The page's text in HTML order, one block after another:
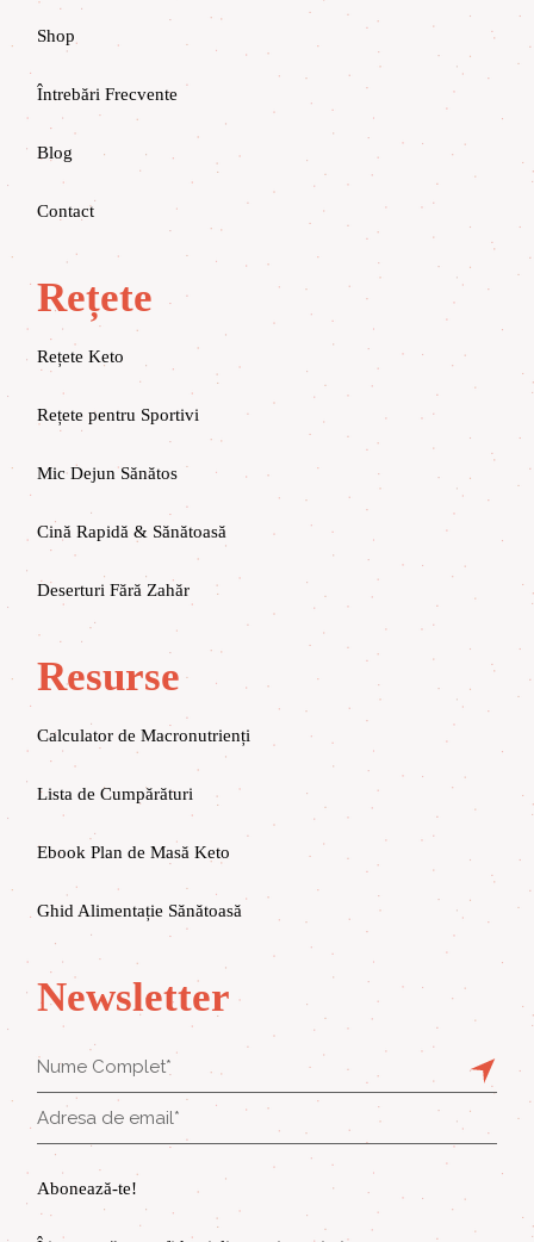
Shop
Întrebări Frecvente
Blog
Contact
Rețete
Rețete Keto
Rețete pentru Sportivi
Mic Dejun Sănătos
Cină Rapidă & Sănătoasă
Deserturi Fără Zahăr
Resurse
Calculator de Macronutrienți
Lista de Cumpărături
Ebook Plan de Masă Keto
Ghid Alimentație Sănătoasă
Newsletter
Abonează-te!